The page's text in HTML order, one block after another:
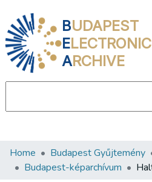
BUDAPEST
ELECTRONIC
ARCHIVE
Communities & Collections
Home Budapest Gyűjtemény
Budapest-képarchívum